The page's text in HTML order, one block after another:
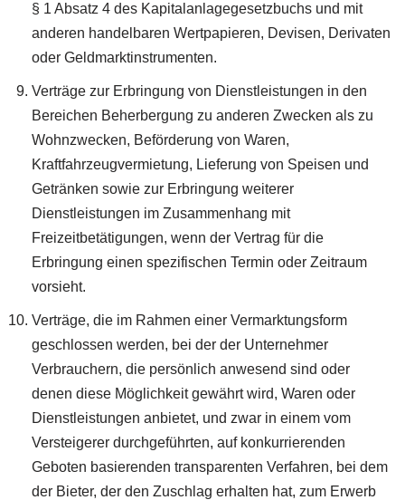
§ 1 Absatz 4 des Kapitalanlagegesetzbuchs und mit
anderen handelbaren Wertpapieren, Devisen, Derivaten
oder Geldmarktinstrumenten.
Verträge zur Erbringung von Dienstleistungen in den
Bereichen Beherbergung zu anderen Zwecken als zu
Wohnzwecken, Beförderung von Waren,
Kraftfahrzeugvermietung, Lieferung von Speisen und
Getränken sowie zur Erbringung weiterer
Dienstleistungen im Zusammenhang mit
Freizeitbetätigungen, wenn der Vertrag für die
Erbringung einen spezifischen Termin oder Zeitraum
vorsieht.
Verträge, die im Rahmen einer Vermarktungsform
geschlossen werden, bei der der Unternehmer
Verbrauchern, die persönlich anwesend sind oder
denen diese Möglichkeit gewährt wird, Waren oder
Dienstleistungen anbietet, und zwar in einem vom
Versteigerer durchgeführten, auf konkurrierenden
Geboten basierenden transparenten Verfahren, bei dem
der Bieter, der den Zuschlag erhalten hat, zum Erwerb